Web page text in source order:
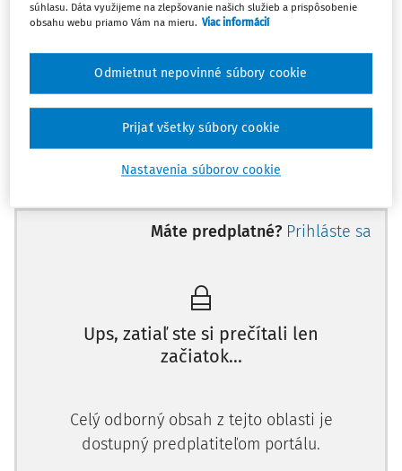
skutku mladistvý a súd vzal do úvahy aj úroveň jeho
dochádzke, súd výkon trestu odložil o tri roky.
Podľa osvedčenia vydaného v roku 2017 Generálnym
spravodlivosti), sťažovateľovi bol trest zahladený a
hľadelo sa naň, akoby nikdy nebol odsúdený. Vyštudoval
roku 2019 ako justičný pol
Máte predplatné? Prihláste sa
Ups, zatiaľ ste si prečítali len
začiatok...
Celý odborný obsah z tejto oblasti je
dostupný predplatiteľom portálu.
súhlasu. Dáta využijeme na zlepšovanie našich služieb a prispôsobenie
obsahu webu priamo Vám na mieru. Viac informácií
Nastavenia súborov cookie
Odmietnut nepovinné súbory cookie
Prijať všetky súbory cookie